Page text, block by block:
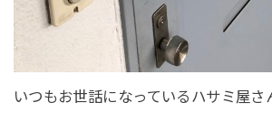
いつもお世話になっているハサミ屋さ